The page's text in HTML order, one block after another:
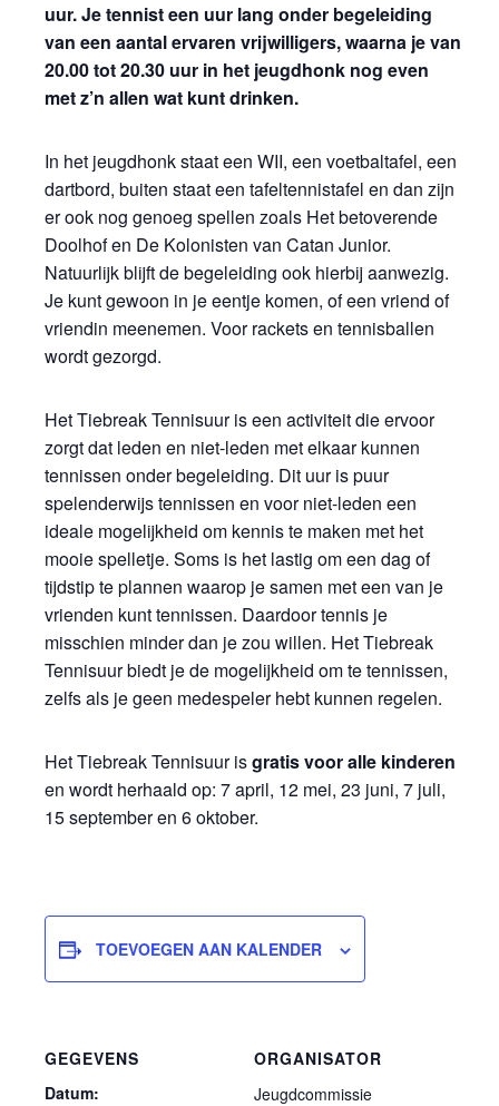
uur. Je tennist een uur lang onder begeleiding
van een aantal ervaren vrijwilligers, waarna je van
20.00 tot 20.30 uur in het jeugdhonk nog even
met z’n allen wat kunt drinken.
In het jeugdhonk staat een WII, een voetbaltafel, een
dartbord, buiten staat een tafeltennistafel en dan zijn
er ook nog genoeg spellen zoals Het betoverende
Doolhof en De Kolonisten van Catan Junior.
Natuurlijk blijft de begeleiding ook hierbij aanwezig.
Je kunt gewoon in je eentje komen, of een vriend of
vriendin meenemen. Voor rackets en tennisballen
wordt gezorgd.
Het Tiebreak Tennisuur is een activiteit die ervoor
zorgt dat leden en niet-leden met elkaar kunnen
tennissen onder begeleiding. Dit uur is puur
spelenderwijs tennissen en voor niet-leden een
ideale mogelijkheid om kennis te maken met het
mooie spelletje. Soms is het lastig om een dag of
tijdstip te plannen waarop je samen met een van je
vrienden kunt tennissen. Daardoor tennis je
misschien minder dan je zou willen. Het Tiebreak
Tennisuur biedt je de mogelijkheid om te tennissen,
zelfs als je geen medespeler hebt kunnen regelen.
Het Tiebreak Tennisuur isgratisvoor alle kinderen
en wordt herhaald op: 7 april, 12 mei, 23 juni, 7 juli,
15 september en 6 oktober.
TOEVOEGEN AAN KALENDER
GEGEVENS
Datum:
ORGANISATOR
Jeugdcommissie